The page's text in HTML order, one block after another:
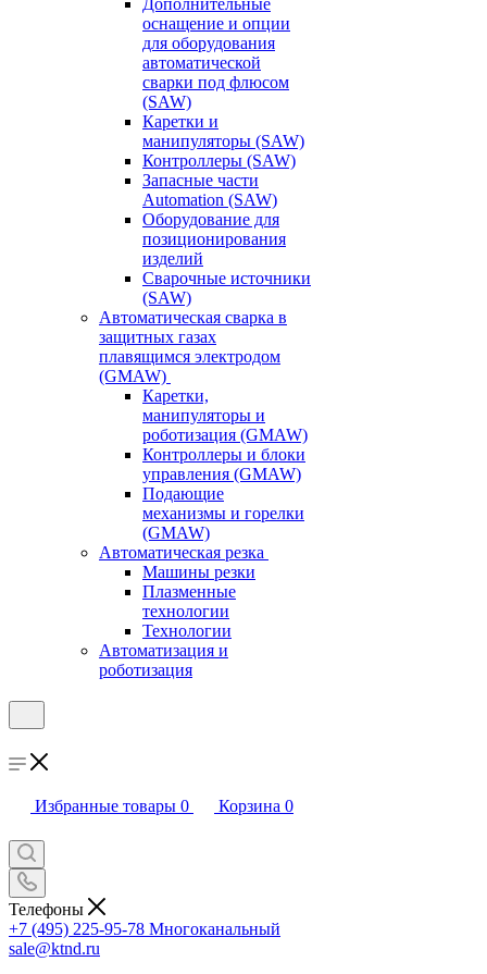
Дополнительные
оснащение и опции
для оборудования
автоматической
сварки под флюсом
(SAW)
Каретки и
манипуляторы (SAW)
Контроллеры (SAW)
Запасные части
Automation (SAW)
Оборудование для
позиционирования
изделий
Сварочные источники
(SAW)
Автоматическая сварка в
защитных газах
плавящимся электродом
(GMAW)
Каретки,
манипуляторы и
роботизация (GMAW)
Контроллеры и блоки
управления (GMAW)
Подающие
механизмы и горелки
(GMAW)
Автоматическая резка
Машины резки
Плазменные
технологии
Технологии
Автоматизация и
роботизация
Избранные товары 0 Корзина 0
Телефоны
+7 (495) 225-95-78 Многоканальный
sale@ktnd.ru